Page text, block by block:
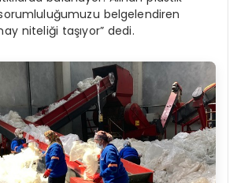
belgelendiren
niteliği taşıyor” dedi.